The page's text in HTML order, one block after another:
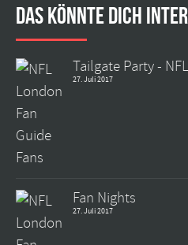
Das könnte dich
Tailgate Party -
27. Juli 2017
Fan Nights
27. Juli 2017